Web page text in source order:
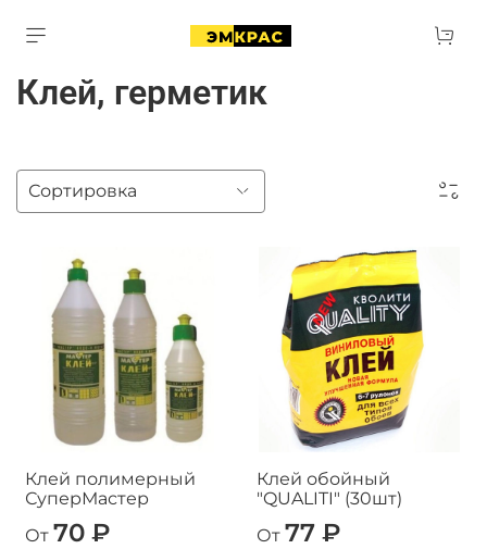
Клей, герметик
Клей полимерный
СуперМастер
От 70 ₽
Клей обойный
"QUALITI" (30шт)
От 77 ₽